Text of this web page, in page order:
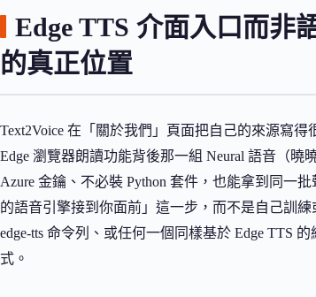
Edge TTS 介面入口而非
的真正位置
Text2Voice 在「關於我們」頁面把自己的來源寫
Edge 瀏覽器朗讀功能背後那一組 Neural 語音（曉
Azure 金鑰、不必裝 Python 套件，也能拿到同一
的語音引擎接到你面前」這一步，而不是自己訓
edge-tts 命令列、或任何一個同樣基於 Edge TTS
式。